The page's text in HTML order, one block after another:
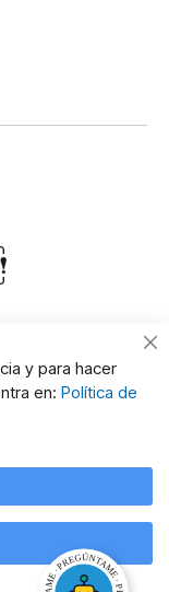
y para hacer
en: Política de